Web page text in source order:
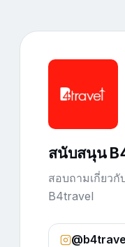
สนับสนุน
สอบถามเกี่ยว
B4travel